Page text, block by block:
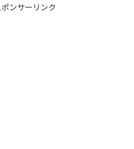
ポンサーリンク